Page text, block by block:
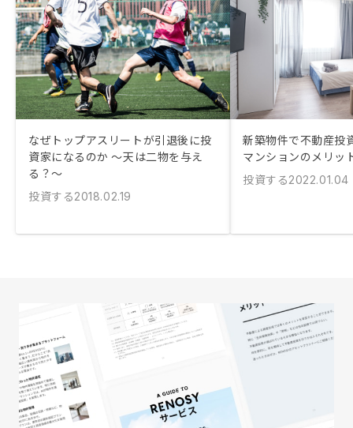
なぜトップアスリートが引退後に投
資家になるのか ～天は二物を与え
る？～
投資する2018.02.19
新築物件で不動産投
マンションのメリッ
投資する2022.01.04